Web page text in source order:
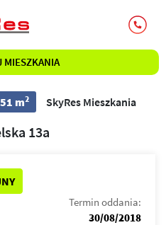
MIESZKANIA
m2 SkyRes Mieszkania
13a
Termin oddania:
30/08/2018